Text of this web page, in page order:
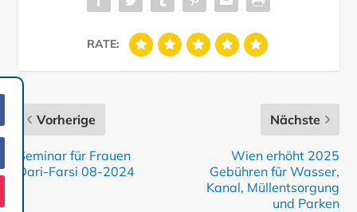
RATE:
Vorherige
Seminar für Frauen
Dari-Farsi 08-2024
Nächste
Wien erhöht 2025
Gebühren für Wasser,
Kanal, Müllentsorgung
und Parken